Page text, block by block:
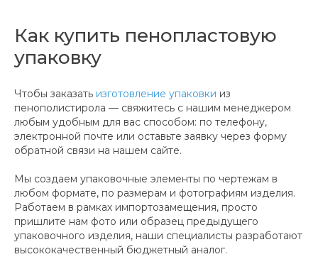
Как купить пенопластовую
упаковку
Чтобы заказать изготовление упаковки из
пенополистирола — свяжитесь с нашим менеджером
любым удобным для вас способом: по телефону,
электронной почте или оставьте заявку через форму
обратной связи на нашем сайте.
Мы создаем упаковочные элементы по чертежам в
любом формате, по размерам и фотографиям изделия.
Работаем в рамках импортозамещения, просто
пришлите нам фото или образец предыдущего
упаковочного изделия, наши специалисты разработают
высококачественный бюджетный аналог.